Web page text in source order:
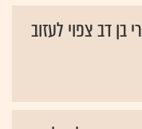
בן דב צפוי לעזוב